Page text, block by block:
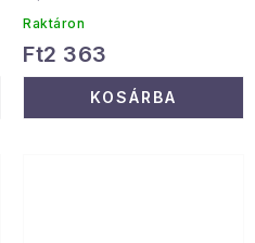
Raktáron
Ft2 363
KOSÁRBA